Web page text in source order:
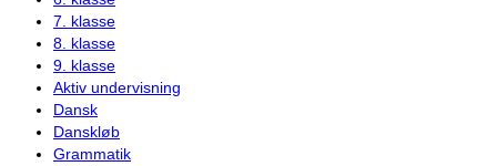
7. klasse
8. klasse
9. klasse
Aktiv undervisning
Dansk
Danskløb
Grammatik